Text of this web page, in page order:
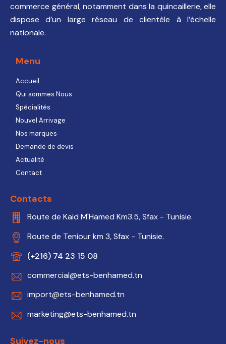
commerce général, notamment dans la quincaillerie, elle
dispose d’un large réseau de clientèle à l’échelle
nationale.
Menu
Accueil
Qui sommes Nous
Spécialités
Nouvel Arrivage
Nos marques
Demande de devis
Actualité
Contact
Contacts
Route de Kaid M'Hamed Km3.5, Sfax - Tunisie.
Route de Teniour km 3, Sfax - Tunisie.
(+216) 74 23 15 08
commercial@ets-benhamed.tn
import@ets-benhamed.tn
marketing@ets-benhamed.tn
Suivez-nous